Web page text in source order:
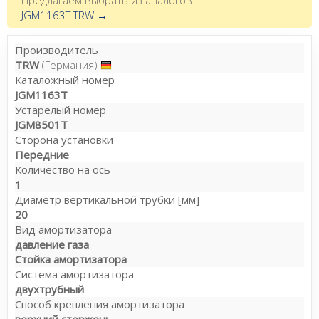
JGM1163T TRW →
Производитель
TRW(Германия)
Каталожный номер
JGM1163T
Устарелый номер
JGM8501T
Сторона установки
Передние
Количество на ось
1
Диаметр вертикальной трубки [мм]
20
Вид амортизатора
давление газа
Стойка амортизатора
Система амортизатора
двухтрубный
Способ крепления амортизатора